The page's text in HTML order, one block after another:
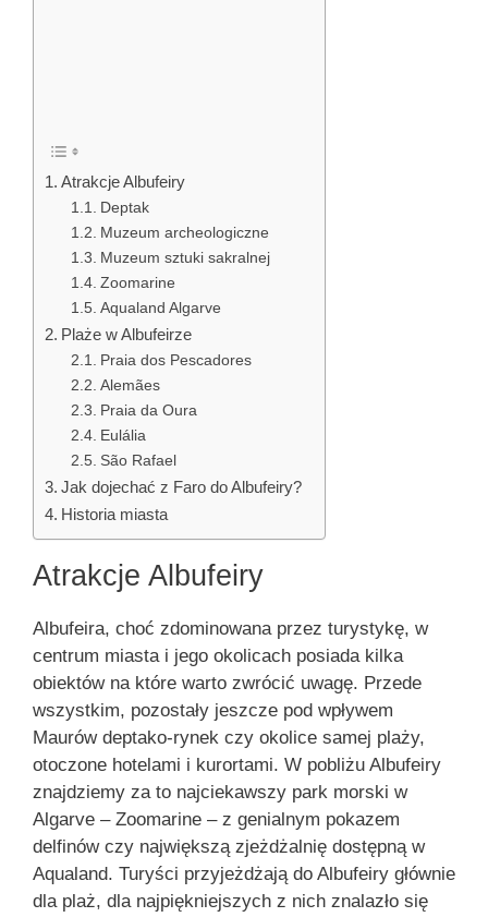
Atrakcje Albufeiry
Deptak
Muzeum archeologiczne
Muzeum sztuki sakralnej
Zoomarine
Aqualand Algarve
Plaże w Albufeirze
Praia dos Pescadores
Alemães
Praia da Oura
Eulália
São Rafael
Jak dojechać z Faro do Albufeiry?
Historia miasta
Atrakcje Albufeiry
Albufeira, choć zdominowana przez turystykę, w
centrum miasta i jego okolicach posiada kilka
obiektów na które warto zwrócić uwagę. Przede
wszystkim, pozostały jeszcze pod wpływem
Maurów deptako-rynek czy okolice samej plaży,
otoczone hotelami i kurortami. W pobliżu Albufeiry
znajdziemy za to najciekawszy park morski w
Algarve – Zoomarine – z genialnym pokazem
delfinów czy największą zjeżdżalnię dostępną w
Aqualand. Turyści przyjeżdżają do Albufeiry głównie
dla plaż, dla najpiękniejszych z nich znalazło się